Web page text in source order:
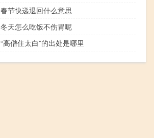
春节快递退回什么意思
冬天怎么吃饭不伤胃呢
“高僧住太白”的出处是哪里